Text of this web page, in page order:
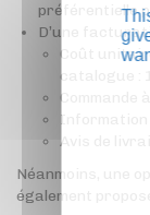
préférentielle
D’une
Coût
catalogue :
Commande
Information
Avis de
Néanmoins, une
également